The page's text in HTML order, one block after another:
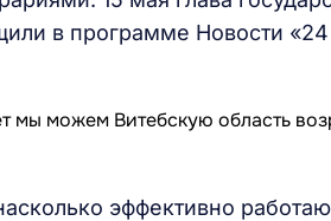
в программе Новости
эффективно